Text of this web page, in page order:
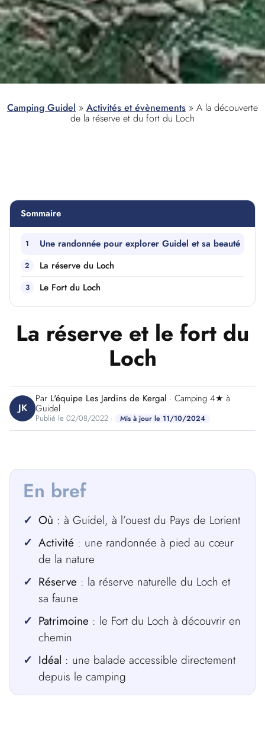
Camping Guidel » Activités et évènements » A la découverte
de la réserve et du fort du Loch
Sommaire
Une randonnée pour explorer Guidel et sa beauté
La réserve du Loch
Le Fort du Loch
La réserve et le fort du
Loch
JK
Par L'équipe Les Jardins de Kergal · Camping 4★ à
Guidel
Publié le 02/08/2022 · Mis à jour le 11/10/2024
En bref
Où : à Guidel, à l’ouest du Pays de Lorient
Activité : une randonnée à pied au cœur
de la nature
Réserve : la réserve naturelle du Loch et
sa faune
Patrimoine : le Fort du Loch à découvrir en
chemin
Idéal : une balade accessible directement
depuis le camping